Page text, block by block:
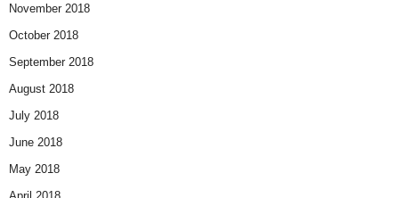
November 2018
October 2018
September 2018
August 2018
July 2018
June 2018
May 2018